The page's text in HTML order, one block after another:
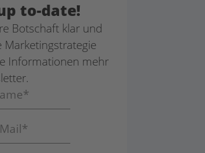
to-date!
Botschaft klar und
Informationen mehr